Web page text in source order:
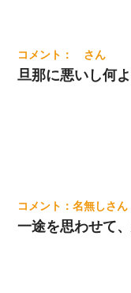
旦那に悪いし何
名無し
一途を思わせて